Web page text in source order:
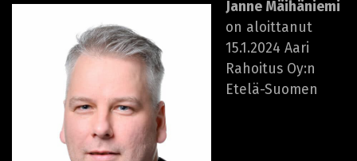
Janne Mäihäniemi
on aloittanut
15.1.2024 Aari
Rahoitus Oy:n
Etelä-Suomen